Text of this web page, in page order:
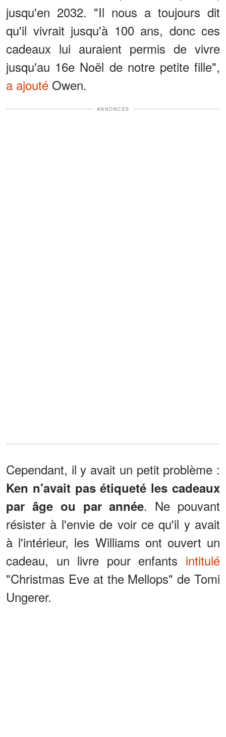
jusqu'en 2032. "Il nous a toujours dit
qu'il vivrait jusqu'à 100 ans, donc ces
cadeaux lui auraient permis de vivre
jusqu'au 16e Noël de notre petite fille",
a ajouté Owen.
ANNONCES
Cependant, il y avait un petit problème :
Ken n'avait pas étiqueté les cadeaux
par âge ou par année. Ne pouvant
résister à l'envie de voir ce qu'il y avait
à l'intérieur, les Williams ont ouvert un
cadeau, un livre pour enfants intitulé
"Christmas Eve at the Mellops" de Tomi
Ungerer.